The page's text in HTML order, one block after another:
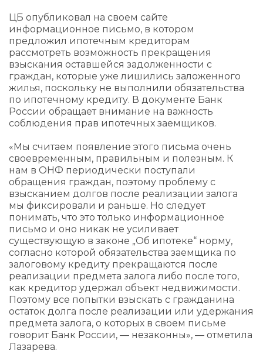
ЦБ опубликовал на своем сайте
информационное письмо, в котором
предложил ипотечным кредиторам
рассмотреть возможность прекращения
взыскания оставшейся задолженности с
граждан, которые уже лишились заложенного
жилья, поскольку не выполнили обязательства
по ипотечному кредиту. В документе Банк
России обращает внимание на важность
соблюдения прав ипотечных заемщиков.
«Мы считаем появление этого письма очень
своевременным, правильным и полезным. К
нам в ОНФ периодически поступали
обращения граждан, поэтому проблему с
взысканием долгов после реализации залога
мы фиксировали и раньше. Но следует
понимать, что это только информационное
письмо и оно никак не усиливает
существующую в законе „Об ипотеке“ норму,
согласно которой обязательства заемщика по
залоговому кредиту прекращаются после
реализации предмета залога либо после того,
как кредитор удержал объект недвижимости.
Поэтому все попытки взыскать с гражданина
остаток долга после реализации или удержания
предмета залога, о которых в своем письме
говорит Банк России, — незаконны», — отметила
Лазарева.